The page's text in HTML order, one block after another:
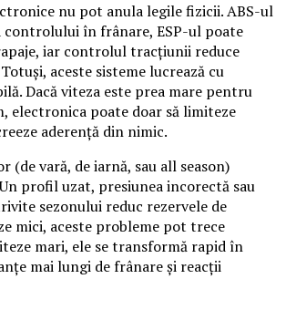
nu pot anula legile fizicii. ABS-ul
controlului în frânare, ESP-ul poate
iar controlul tracțiunii reduce
aceste sisteme lucrează cu
Dacă viteza este prea mare pentru
electronica poate doar să limiteze
aderență din nimic.
(de vară, de iarnă, sau all season)
profil uzat, presiunea incorectă sau
sezonului reduc rezervele de
mici, aceste probleme pot trece
mari, ele se transformă rapid în
mai lungi de frânare și reacții